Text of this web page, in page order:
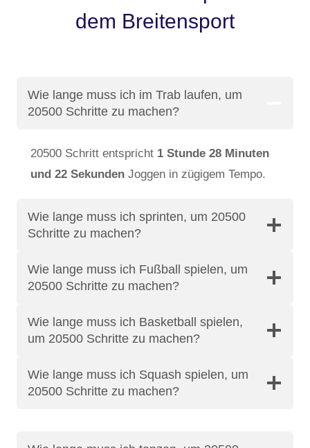
dem Breitensport
Wie lange muss ich im Trab laufen, um
20500 Schritte zu machen?
20500 Schritt entspricht 1 Stunde 28 Minuten
und 22 Sekunden Joggen in zügigem Tempo.
Wie lange muss ich sprinten, um 20500
Schritte zu machen?
Wie lange muss ich Fußball spielen, um
20500 Schritte zu machen?
Wie lange muss ich Basketball spielen,
um 20500 Schritte zu machen?
Wie lange muss ich Squash spielen, um
20500 Schritte zu machen?